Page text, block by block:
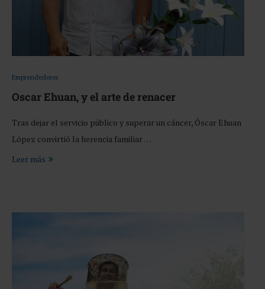
Emprendedores
Oscar Ehuan, y el arte de renacer
Tras dejar el servicio público y superar un cáncer, Óscar Ehuan
López convirtió la herencia familiar …
Leer más